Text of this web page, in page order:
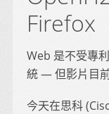
Firefox
Web 是不受專
統 — 但影片目
今天在思科